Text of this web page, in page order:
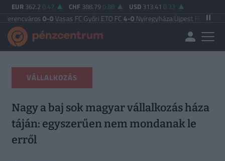
EUR 362.2 0.47 CHF 388.79 0.88 USD 313.41 0.33
0-0Vasas FC|Győri ETO FC4-0Nyíregyháza|Újpest FC 4-2Debreceni
VÁLLALKOZÁS
Nagy a baj sok magyar vállalkozás háza
táján: egyszerűen nem mondanak le
erről